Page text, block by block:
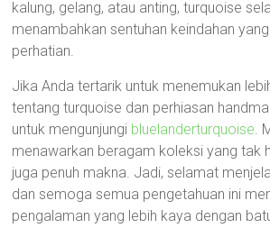
kalung, gelang, atau anting, turquoise
menambahkan sentuhan keindahan
perhatian.
Jika Anda tertarik untuk menemukan
tentang turquoise dan perhiasan
untuk mengunjungi bluelanderturquoise.
menawarkan beragam koleksi yang tak
juga penuh makna. Jadi, selamat
dan semoga semua pengetahuan ini
pengalaman yang lebih kaya dengan